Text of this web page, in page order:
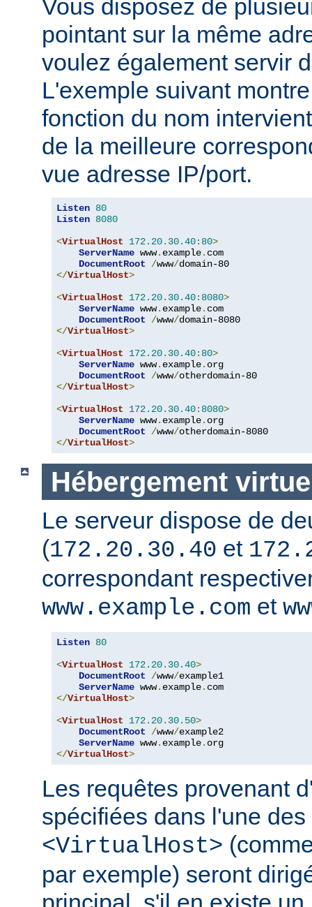
Vous disposez de
pointant sur la même
voulez également servir
L'exemple suivant
fonction du nom
de la meilleure
vue adresse IP/port.
Listen 80
Listen 8080
<VirtualHost 172.20. 30.40: 80>
ServerName www. example. com
DocumentRoot
/www/
</VirtualHost>
<VirtualHost 172.20. 30.40: 8080>
ServerName www. example. com
DocumentRoot
/www/
</VirtualHost>
<VirtualHost 172.20. 30.40: 80>
ServerName www. example. org
DocumentRoot
/www/
</VirtualHost>
<VirtualHost 172.20. 30.40: 8080>
ServerName www. example. org
DocumentRoot
/www/
</VirtualHost>
Hébergement
Le serveur dispose de
(172.20.30.40 et
correspondant
www.example.com et
Listen 80
<VirtualHost 172.20. 30.40>
DocumentRoot
/www/example1
ServerName www. example.
</VirtualHost>
<VirtualHost 172.20. 30.50>
DocumentRoot
/www/example2
ServerName www. example.
</VirtualHost>
Les requêtes provenant
spécifiées dans l'une
<VirtualHost>
par exemple) seront